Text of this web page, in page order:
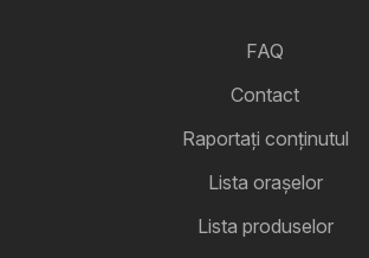
FAQ
Contact
Raportați conținutul
Lista oraşelor
Lista produselor